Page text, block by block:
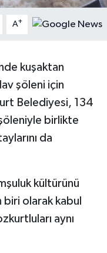
A+
kuşaktan
şöleni için
Belediyesi, 134
birlikte
da
kültürünü
olarak kabul
aynı